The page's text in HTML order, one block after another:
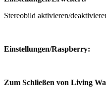
Stereobild aktivieren/
Einstellungen/Raspberry:
Zum Schließen von Living